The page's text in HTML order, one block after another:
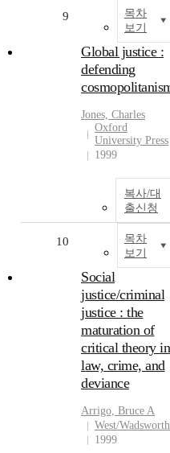
목차
보기
9
Global justice :
defending
Jones, Charles
Oxford
University Press
1999
복사/대
출신청
목차
보기
10
Social
justice/criminal
justice : the
maturation of
critical theory in
law, crime, and
deviance
Arrigo, Bruce A
West/Wadsworth
1999